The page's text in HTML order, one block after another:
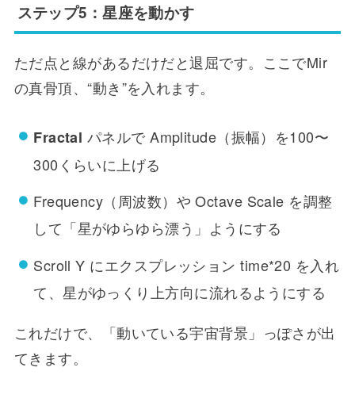
ステップ5：星座を動かす
ただ点と線があるだけだと退屈です。ここでMir
の真骨頂、“動き”を入れます。
Fractal パネルで Amplitude（振幅）を100〜
300くらいに上げる
Frequency（周波数）や Octave Scale を調整
して「星がゆらゆら漂う」ようにする
Scroll Y にエクスプレッション time*20 を入れ
て、星がゆっくり上方向に流れるようにする
これだけで、「動いている宇宙背景」っぽさが出
てきます。